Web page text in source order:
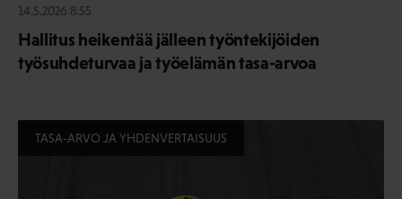
14.5.2026 8:55
Hallitus heikentää jälleen työntekijöiden
työsuhdeturvaa ja työelämän tasa-arvoa
TASA-ARVO JA YHDENVERTAISUUS